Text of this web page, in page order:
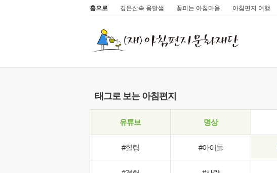
홈으로 깊은산속 옹달샘 꽃피는 아침마을 아침편지 여행
태그로 보는 아침편지
유튜브 명상
#힐링 #아이들